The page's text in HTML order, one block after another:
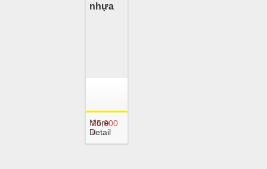
nhựa
25,000
₫
More
Detail